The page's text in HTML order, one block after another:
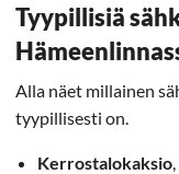
Tyypillisiä
Alla näet millainen
tyypillisesti on.
Kerrostalokaksio